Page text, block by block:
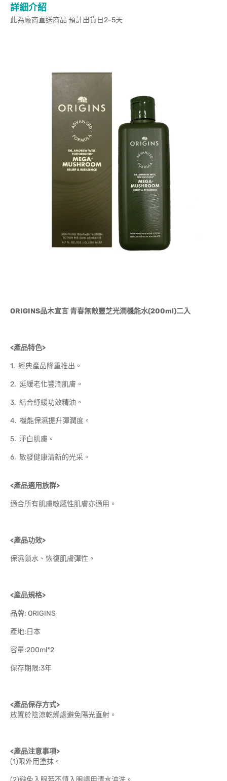
詳細介紹
此為廠商直送商品 預計出貨日2-5天
ORIGINS品木宣言 青春無敵靈芝光潤機能水(200ml)二入
<產品特色>
1. 經典產品隆重推出。
2. 延緩老化豐潤肌膚。
3. 結合紓緩功效精油。
4. 機能保濕提升彈潤度。
5. 淨白肌膚。
6. 散發健康清新的光采。
<產品適用族群>
適合所有肌膚敏感性肌膚亦適用。
<產品功效>
保濕鎖水、恢復肌膚彈性。
<產品規格>
品牌: ORIGINS
產地:日本
容量:200ml*2
保存期限:3年
<產品保存方式>
放置於陰涼乾燥處避免陽光直射。
<產品注意事項>
(1)限外用塗抹。